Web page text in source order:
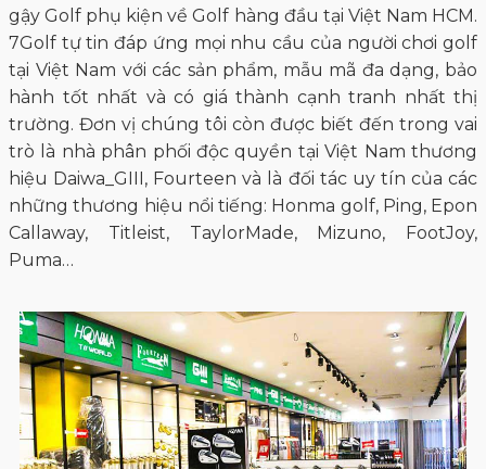
gậy Golf phụ kiện về Golf hàng đầu tại Việt Nam HCM.
7Golf tự tin đáp ứng mọi nhu cầu của người chơi golf
tại Việt Nam với các sản phẩm, mẫu mã đa dạng, bảo
hành tốt nhất và có giá thành cạnh tranh nhất thị
trường. Đơn vị chúng tôi còn được biết đến trong vai
trò là nhà phân phối độc quyền tại Việt Nam thương
hiệu Daiwa_GIII, Fourteen và là đối tác uy tín của các
những thương hiệu nổi tiếng: Honma golf, Ping, Epon
Callaway, Titleist, TaylorMade, Mizuno, FootJoy,
Puma…